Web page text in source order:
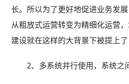
长。所以为了更好地促进业务发
从粗放式运营转变为精细化运营
建设就在这样的大背景下被提上了
2、多系统并行使用，系统之